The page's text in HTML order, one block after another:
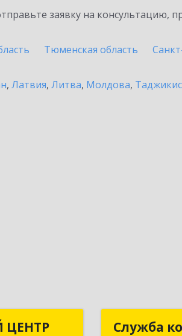
заявку на консультацию,
Тюменская область
, Латвия, Литва, Молдова,
ЦЕНТР
Служба